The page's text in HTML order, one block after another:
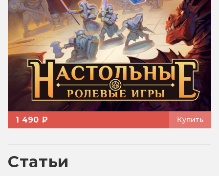
1 490 ₽ Купить
Статьи